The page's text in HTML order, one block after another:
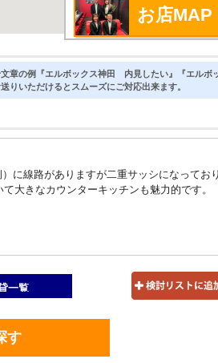
お店MAP
文章の例『エルボックス神田 内見したい』『エル
りいただけるとスムーズにご対応出来ます。
に線路がありますが二重サッシになってお
大きなカウンターキッチンも魅力的です。
一覧
す